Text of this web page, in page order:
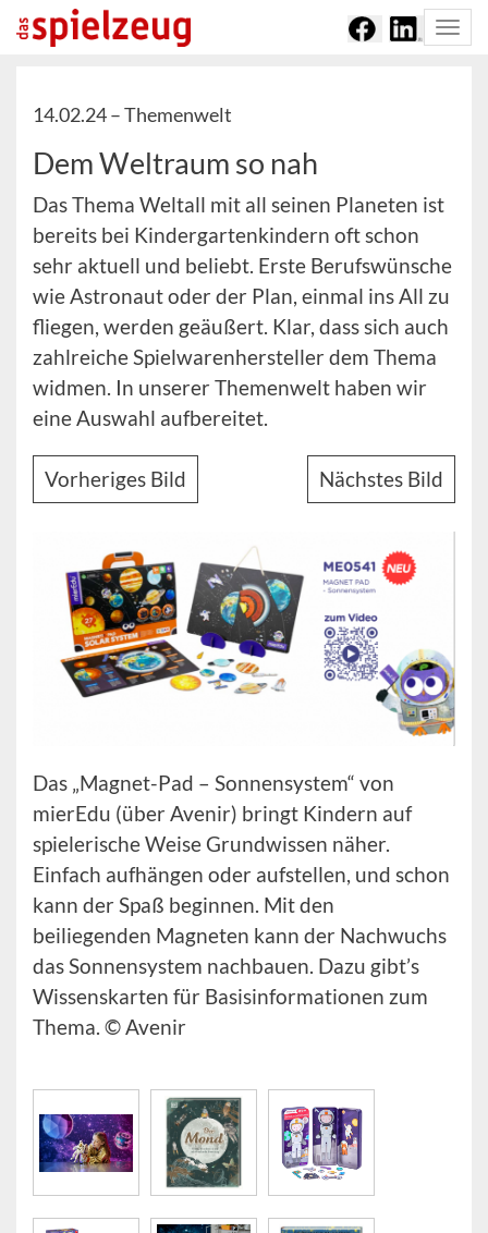
14.02.24 –Themenwelt
Dem Weltraum so nah
Das Thema Weltall mit all seinen Planeten ist
bereits bei Kindergartenkindern oft schon
sehr aktuell und beliebt. Erste Berufswünsche
wie Astronaut oder der Plan, einmal ins All zu
fliegen, werden geäußert. Klar, dass sich auch
zahlreiche Spielwarenhersteller dem Thema
widmen. In unserer Themenwelt haben wir
eine Auswahl aufbereitet.
Vorheriges Bild Nächstes Bild
Das „Magnet-Pad – Sonnensystem“ von
mierEdu (über Avenir) bringt Kindern auf
spielerische Weise Grundwissen näher.
Einfach aufhängen oder aufstellen, und schon
kann der Spaß beginnen. Mit den
beiliegenden Magneten kann der Nachwuchs
das Sonnensystem nachbauen. Dazu gibt’s
Wissenskarten für Basisinformationen zum
Thema. © Avenir